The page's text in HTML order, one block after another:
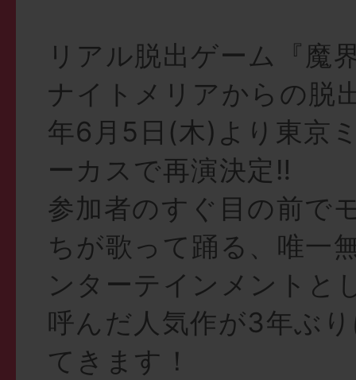
リアル脱出ゲーム『魔
ナイトメリアからの脱
年6月5日(木)より東京
ーカスで再演決定‼︎
参加者のすぐ目の前で
ちが歌って踊る、唯一
ンターテインメントと
呼んだ人気作が3年ぶ
てきます！